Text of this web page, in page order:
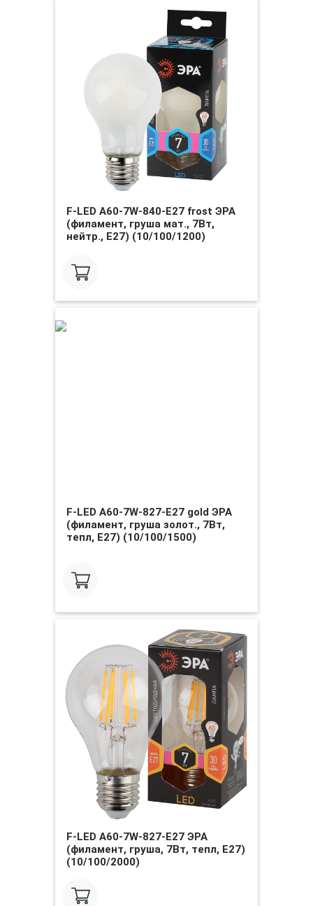
F-LED A60-7W-840-E27 frost ЭРА
(филамент, груша мат., 7Вт,
нейтр., Е27) (10/100/1200)
F-LED A60-7W-827-E27 gold ЭРА
(филамент, груша золот., 7Вт,
тепл, Е27) (10/100/1500)
F-LED A60-7W-827-E27 ЭРА
(филамент, груша, 7Вт, тепл, Е27)
(10/100/2000)